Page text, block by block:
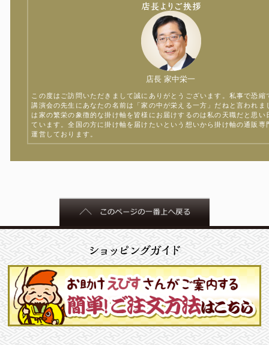
店長 家中栄一
この度はご訪問いただきまして誠にありがとうございます。私事で恐縮
講演会の先生にあなたの名前は「家の中が栄える一方」だねと言われま
は家の繁栄の象徴的な掛け軸を皆様にお届けするのは私の天職だと思い
ています。全国の方に掛け軸を届けたいという想いから掛け軸の通販専
運営しております。